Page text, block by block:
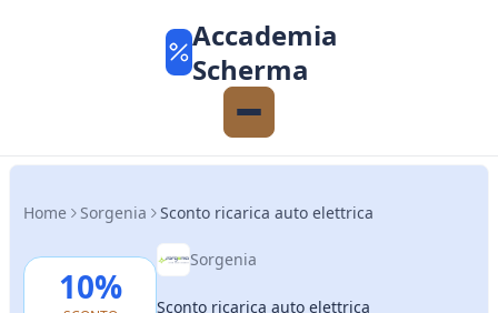
Accademia
Scherma
Home Sorgenia Sconto ricarica auto elettrica
10%
Sorgenia
Sconto ricarica auto elettrica